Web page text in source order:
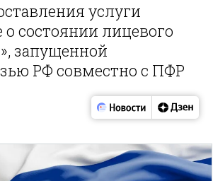
услуги
состоянии лицевого
запущенной
РФ совместно с ПФР